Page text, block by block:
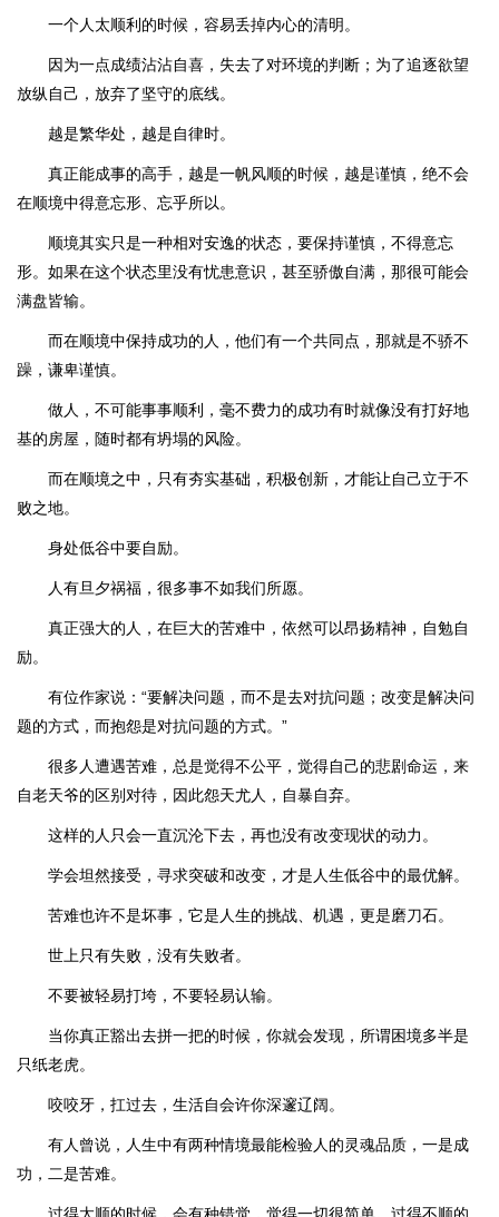
一个人太顺利的时候，容易丢掉内心的清明。
因为一点成绩沾沾自喜，失去了对环境的判断；为了追逐欲望
放纵自己，放弃了坚守的底线。
越是繁华处，越是自律时。
真正能成事的高手，越是一帆风顺的时候，越是谨慎，绝不会
在顺境中得意忘形、忘乎所以。
顺境其实只是一种相对安逸的状态，要保持谨慎，不得意忘
形。如果在这个状态里没有忧患意识，甚至骄傲自满，那很可能会
满盘皆输。
而在顺境中保持成功的人，他们有一个共同点，那就是不骄不
躁，谦卑谨慎。
做人，不可能事事顺利，毫不费力的成功有时就像没有打好地
基的房屋，随时都有坍塌的风险。
而在顺境之中，只有夯实基础，积极创新，才能让自己立于不
败之地。
身处低谷中要自励。
人有旦夕祸福，很多事不如我们所愿。
真正强大的人，在巨大的苦难中，依然可以昂扬精神，自勉自
励。
有位作家说：“要解决问题，而不是去对抗问题；改变是解决问
题的方式，而抱怨是对抗问题的方式。”
很多人遭遇苦难，总是觉得不公平，觉得自己的悲剧命运，来
自老天爷的区别对待，因此怨天尤人，自暴自弃。
这样的人只会一直沉沦下去，再也没有改变现状的动力。
学会坦然接受，寻求突破和改变，才是人生低谷中的最优解。
苦难也许不是坏事，它是人生的挑战、机遇，更是磨刀石。
世上只有失败，没有失败者。
不要被轻易打垮，不要轻易认输。
当你真正豁出去拼一把的时候，你就会发现，所谓困境多半是
只纸老虎。
咬咬牙，扛过去，生活自会许你深邃辽阔。
有人曾说，人生中有两种情境最能检验人的灵魂品质，一是成
功，二是苦难。